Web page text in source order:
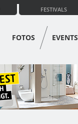
FESTIVALS
FOTOS EVENTS